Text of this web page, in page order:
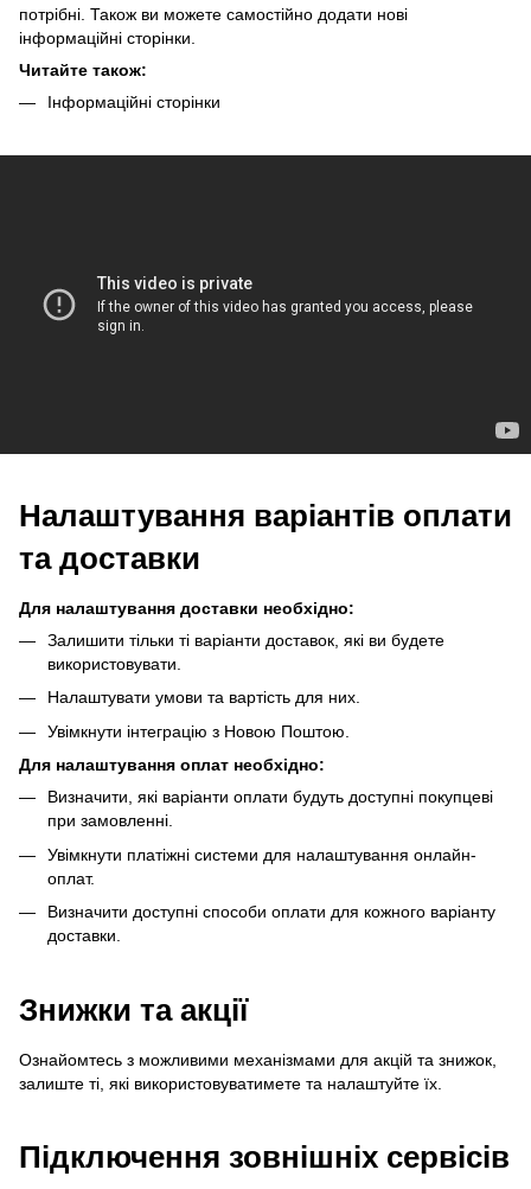
потрібні. Також ви можете самостійно додати нові
інформаційні сторінки.
Читайте також:
Інформаційні сторінки
Налаштування варіантів оплати
та доставки
Для налаштування доставки необхідно:
Залишити тільки ті варіанти доставок, які ви будете
використовувати.
Налаштувати умови та вартість для них.
Увімкнути інтеграцію з Новою Поштою
Для налаштування оплат необхідно:
Визначити, які варіанти оплати будуть доступні покупцеві
при замовленні.
Увімкнути платіжні системи для налаштування онлайн-
оплат.
Визначити доступні способи оплати для кожного варіанту
доставки.
Знижки та акції
Ознайомтесь з можливими механізмами для акцій та знижок,
залиште ті, які використовуватимете та налаштуйте їх.
Підключення зовнішніх сервісів